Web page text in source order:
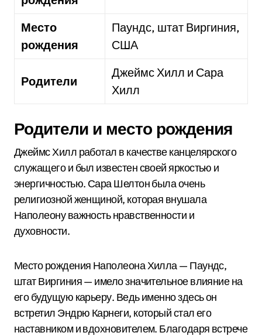
Место
рождения
Паундс, штат Виргиния,
США
Родители
Джеймс Хилл и Сара
Хилл
Родители и место рождения
Джеймс Хилл работал в качестве канцелярского
служащего и был известен своей яркостью и
энергичностью. Сара Шелтон была очень
религиозной женщиной, которая внушала
Наполеону важность нравственности и
духовности.
Место рождения Наполеона Хилла — Паундс,
штат Виргиния — имело значительное влияние на
его будущую карьеру. Ведь именно здесь он
встретил Эндрю Карнеги, который стал его
наставником и вдохновителем. Благодаря встрече